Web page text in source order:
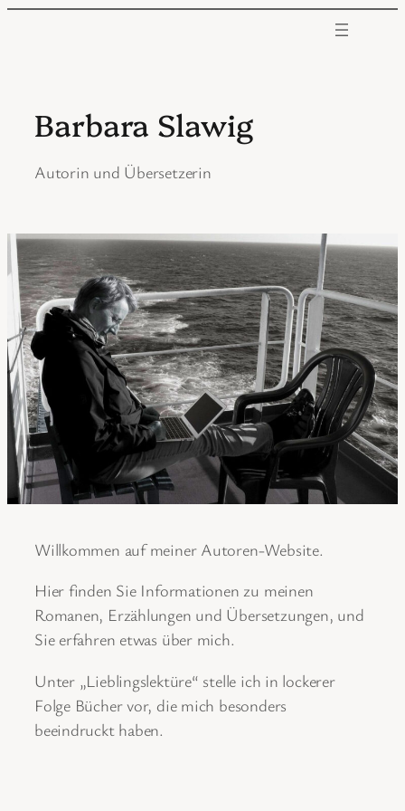
Barbara Slawig
Autorin und Übersetzerin
Willkommen auf meiner Autoren-Website.
Hier finden Sie Informationen zu meinen
Romanen, Erzählungen und Übersetzungen, und
Sie erfahren etwas über mich.
Unter „Lieblingslektüre“ stelle ich in lockerer
Folge Bücher vor, die mich besonders
beeindruckt haben.